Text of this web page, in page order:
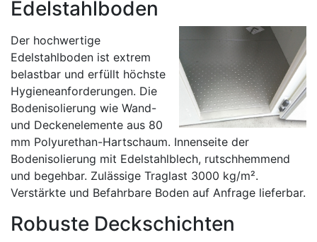
Edelstahlboden
Der hochwertige
Edelstahlboden ist extrem
belastbar und erfüllt höchste
Hygieneanforderungen. Die
Bodenisolierung wie Wand-
und Deckenelemente aus 80
mm Polyurethan-Hartschaum. Innenseite der
Bodenisolierung mit Edelstahlblech, rutschhemmend
und begehbar. Zulässige Traglast 3000 kg/m².
Verstärkte und Befahrbare Boden auf Anfrage lieferbar.
Robuste Deckschichten